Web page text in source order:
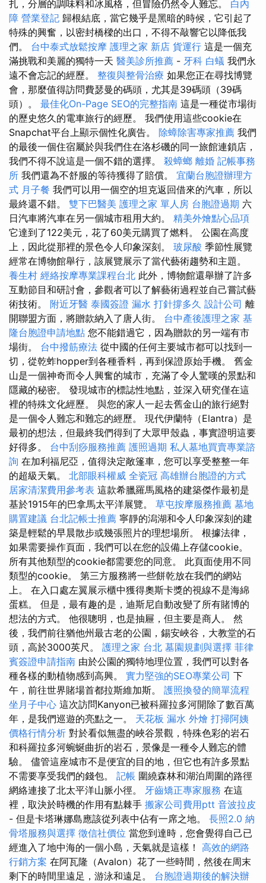
扎，分層的調味料和冰風格，但冒險仍然令人難忘。 白內
障 營業登記 歸根結底，當它幾乎是黑暗的時候，它引起了
特殊的興奮，以密封橋樑的出口，不得不敲響它以降低我
們。 台中泰式放鬆按摩 護理之家 新店 貨運行 這是一個充
滿挑戰和美麗的獨特一天 醫美診所推薦 - 牙科 白蟻 我們永
遠不會忘記的經歷。 整復與整骨治療 如果您正在尋找博覽
會，那麼值得訪問費瑟曼的碼頭，尤其是39碼頭（39碼
頭）。 最佳化On-Page SEO的完整指南 這是一種從市場街
的歷史悠久的電車旅行的經歷。 我們使用這些cookie在
Snapchat平台上顯示個性化廣告。 除蟑除害專家推薦 我們
的最後一個住宿屬於與我們住在洛杉磯的同一旅館連鎖店，
我們不得不說這是一個不錯的選擇。 殺蟑螂 離婚 記帳事務
所 我們還為不舒服的等待獲得了賠償。 宜蘭台胞證辦理方
式 月子餐 我們可以用一個空的坦克返回借來的汽車，所以
最終還不錯。 雙下巴醫美 護理之家 單人房 台胞證過期 六
日汽車將汽車在另一個城市租用大約。 精美外燴點心品項
它達到了122美元，花了60美元購買了燃料。 公園在高度
上，因此從那裡的景色令人印象深刻。 玻尿酸 季節性展覽
經常在博物館舉行，該展覽展示了當代藝術趨勢和主題。
養生村 經絡按摩專業課程台北 此外，博物館還舉辦了許多
互動節目和研討會，參觀者可以了解藝術過程並自己嘗試藝
術技術。 附近牙醫 泰國簽證 漏水 打針撐多久 設計公司 離
開聯盟方面，將贈款納入了唐人街。 台中產後護理之家 基
隆台胞證申請地點 您不能錯過它，因為贈款的另一端有市
場街。 台中撥筋療法 從中國的任何主要城市都可以找到一
切，從乾蚱hopper到各種香料，再到保證原始手機。 舊金
山是一個神奇而令人興奮的城市，充滿了令人驚嘆的景點和
隱藏的秘密。 發現城市的標誌性地點，並深入研究僅在這
裡的特殊文化經歷。 與您的家人一起去舊金山的旅行絕對
是一個令人難忘和難忘的經歷。 現代伊蘭特（Elantra）是
最初的想法，但最終我們得到了大眾甲殼蟲，事實證明這要
好得多。 台中刮痧服務推薦 護照過期 私人墓地買賣專業諮
詢 在加利福尼亞，值得決定敞篷車，您可以享受整整一年
的超級天氣。 北部眼科權威 全瓷冠 高雄辦台胞證的方式
居家清潔費用參考表 這款希臘羅馬風格的建築傑作最初是
基於1915年的巴拿馬太平洋展覽。 草屯按摩服務推薦 墓地
購置建議 台北記帳士推薦 寧靜的潟湖和令人印象深刻的建
築是輕鬆的早晨散步或幾張照片的理想場所。 根據法律，
如果需要操作頁面，我們可以在您的設備上存儲cookie。
所有其他類型的cookie都需要您的同意。 此頁面使用不同
類型的cookie。 第三方服務將一些餅乾放在我們的網站
上。 在入口處左翼展示櫃中獲得奧斯卡獎的視線不是海綿
蛋糕。 但是，最有趣的是，迪斯尼自動改變了所有賭博的
想法的方式。 他很聰明，也是抽屜，但主要是商人。 然
後，我們前往猶他州最古老的公園，錫安峽谷，大教堂的石
頭，高於3000英尺。 護理之家 台北 墓園規劃與選擇 菲律
賓簽證申請指南 由於公園的獨特地理位置，我們可以對各
種各樣的動植物感到高興。 實力堅強的SEO專業公司 下
午，前往世界賭場首都拉斯維加斯。 護照換發的簡單流程
坐月子中心 這次訪問Kanyon已被科羅拉多河開除了數百萬
年，是我們巡遊的亮點之一。 天花板 漏水 外燴 打掃阿姨
價格行情分析 對於看似無盡的峽谷景觀，特殊色彩的岩石
和科羅拉多河蜿蜒曲折的岩石，景像是一種令人難忘的體
驗。 儘管這座城市不是便宜的目的地，但它也有許多景點
不需要享受我們的錢包。 記帳 圍繞森林和湖泊周圍的路徑
網絡連接了北太平洋山脈小徑。 牙齒矯正專家服務 在這
裡，取決於時機的作用有點棘手 搬家公司費用ptt 音波拉皮
- 但是卡塔琳娜島應該從列表中佔有一席之地。 長照2.0 納
骨塔服務與選擇 徵信社價位 當您到達時，您會覺得自己已
經進入了地中海的一個小島，天氣就是這樣！ 高效的網路
行銷方案 在阿瓦隆（Avalon）花了一些時間，然後在周末
剩下的時間里遠足，游泳和遠足。 台胞證過期後的解決辦